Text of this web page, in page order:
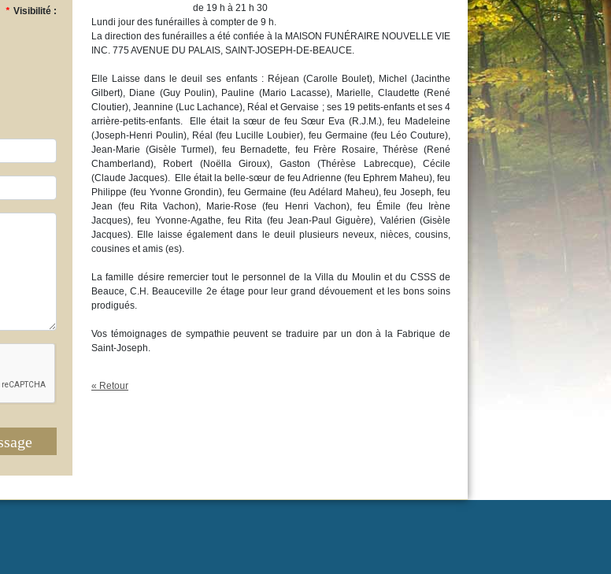
* Visibilité :
de 19 h à 21 h 30
Lundi jour des funérailles à compter de 9 h.
La direction des funérailles a été confiée à la MAISON FUNÉRAIRE NOUVELLE VIE
INC. 775 AVENUE DU PALAIS, SAINT-JOSEPH-DE-BEAUCE.
Elle Laisse dans le deuil ses enfants : Réjean (Carolle Boulet), Michel (Jacinthe
Gilbert), Diane (Guy Poulin), Pauline (Mario Lacasse), Marielle, Claudette (René
Cloutier), Jeannine (Luc Lachance), Réal et Gervaise ; ses 19 petits-enfants et ses 4
arrière-petits-enfants. Elle était la sœur de feu Sœur Eva (R.J.M.), feu Madeleine
(Joseph-Henri Poulin), Réal (feu Lucille Loubier), feu Germaine (feu Léo Couture),
Jean-Marie (Gisèle Turmel), feu Bernadette, feu Frère Rosaire, Thérèse (René
Chamberland), Robert (Noëlla Giroux), Gaston (Thérèse Labrecque), Cécile
(Claude Jacques). Elle était la belle-sœur de feu Adrienne (feu Ephrem Maheu), feu
Philippe (feu Yvonne Grondin), feu Germaine (feu Adélard Maheu), feu Joseph, feu
Jean (feu Rita Vachon), Marie-Rose (feu Henri Vachon), feu Émile (feu Irène
Jacques), feu Yvonne-Agathe, feu Rita (feu Jean-Paul Giguère), Valérien (Gisèle
Jacques). Elle laisse également dans le deuil plusieurs neveux, nièces, cousins,
cousines et amis (es).
La famille désire remercier tout le personnel de la Villa du Moulin et du CSSS de
Beauce, C.H. Beauceville 2e étage pour leur grand dévouement et les bons soins
prodigués.
Vos témoignages de sympathie peuvent se traduire par un don à la Fabrique de
Saint-Joseph.
« Retour